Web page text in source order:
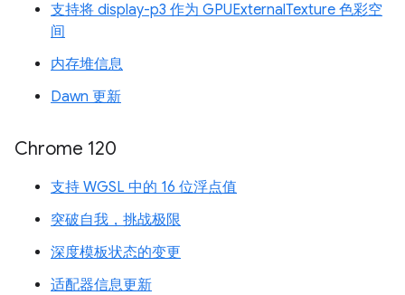
支持将 display-p3 作为 GPUExternalTexture 色彩空
间
内存堆信息
Dawn 更新
Chrome 120
支持 WGSL 中的 16 位浮点值
突破自我，挑战极限
深度模板状态的变更
适配器信息更新